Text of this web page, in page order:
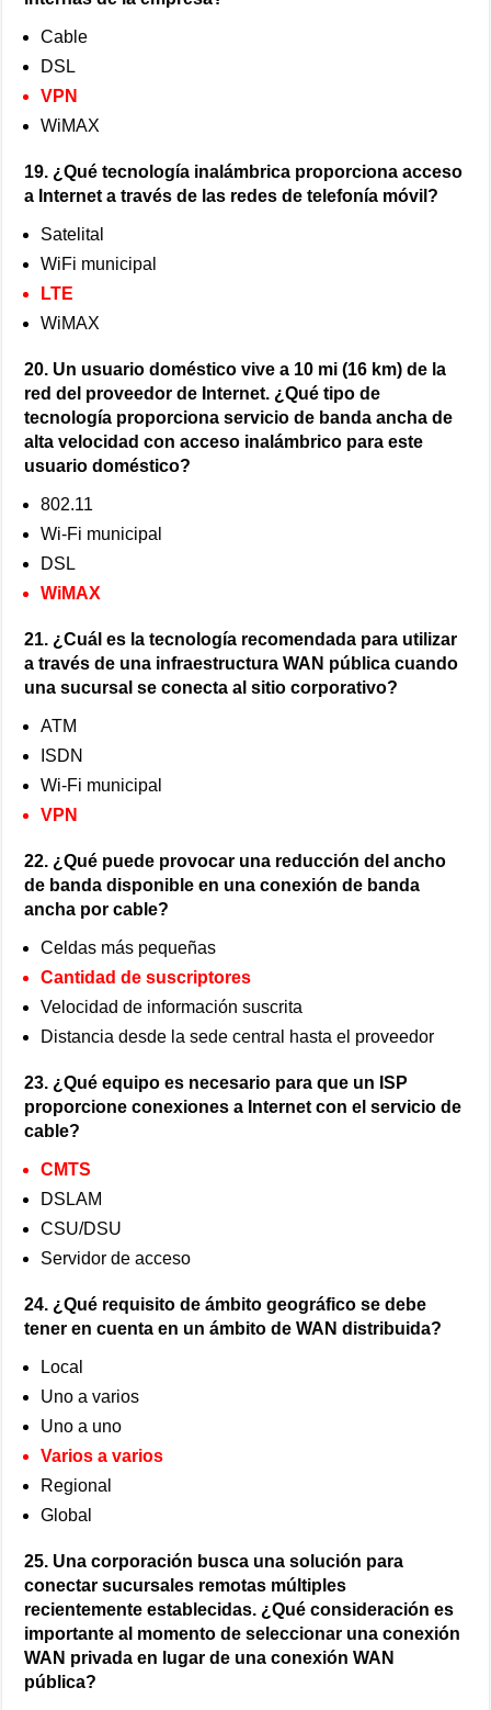
Cable
DSL
VPN
WiMAX
19. ¿Qué tecnología inalámbrica proporciona acceso
a Internet a través de las redes de telefonía móvil?
Satelital
WiFi municipal
LTE
WiMAX
20. Un usuario doméstico vive a 10 mi (16 km) de la
red del proveedor de Internet. ¿Qué tipo de
tecnología proporciona servicio de banda ancha de
alta velocidad con acceso inalámbrico para este
usuario doméstico?
802.11
Wi-Fi municipal
DSL
WiMAX
21. ¿Cuál es la tecnología recomendada para utilizar
a través de una infraestructura WAN pública cuando
una sucursal se conecta al sitio corporativo?
ATM
ISDN
Wi-Fi municipal
VPN
22. ¿Qué puede provocar una reducción del ancho
de banda disponible en una conexión de banda
ancha por cable?
Celdas más pequeñas
Cantidad de suscriptores
Velocidad de información suscrita
Distancia desde la sede central hasta el proveedor
23. ¿Qué equipo es necesario para que un ISP
proporcione conexiones a Internet con el servicio de
cable?
CMTS
DSLAM
CSU/DSU
Servidor de acceso
24. ¿Qué requisito de ámbito geográfico se debe
tener en cuenta en un ámbito de WAN distribuida?
Local
Uno a varios
Uno a uno
Varios a varios
Regional
Global
25. Una corporación busca una solución para
conectar sucursales remotas múltiples
recientemente establecidas. ¿Qué consideración es
importante al momento de seleccionar una conexión
WAN privada en lugar de una conexión WAN
pública?